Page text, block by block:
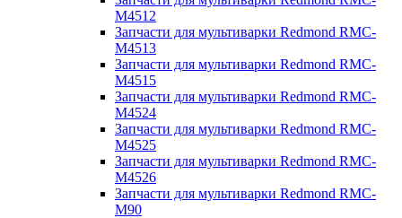
M4512
Запчасти для мультиварки Redmond RMC-
M4513
Запчасти для мультиварки Redmond RMC-
M4515
Запчасти для мультиварки Redmond RMC-
M4524
Запчасти для мультиварки Redmond RMC-
M4525
Запчасти для мультиварки Redmond RMC-
M4526
Запчасти для мультиварки Redmond RMC-
M90